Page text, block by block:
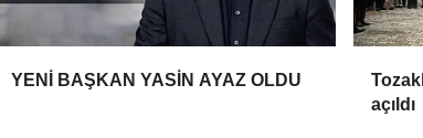
YENİ BAŞKAN YASİN AYAZ OLDU
açıldı